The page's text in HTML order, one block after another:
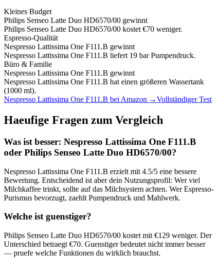
Kleines Budget
Philips Senseo Latte Duo HD6570/00 gewinnt
Philips Senseo Latte Duo HD6570/00 kostet €70 weniger.
Espresso-Qualität
Nespresso Lattissima One F111.B gewinnt
Nespresso Lattissima One F111.B liefert 19 bar Pumpendruck.
Büro & Familie
Nespresso Lattissima One F111.B gewinnt
Nespresso Lattissima One F111.B hat einen größeren Wassertank
(1000 ml).
Nespresso Lattissima One F111.B bei Amazon →Vollständiger Test
Haeufige Fragen zum Vergleich
Was ist besser: Nespresso Lattissima One F111.B
oder Philips Senseo Latte Duo HD6570/00?
Nespresso Lattissima One F111.B erzielt mit 4.5/5 eine bessere
Bewertung. Entscheidend ist aber dein Nutzungsprofil: Wer viel
Milchkaffee trinkt, sollte auf das Milchsystem achten. Wer Espresso-
Purismus bevorzugt, zaehlt Pumpendruck und Mahlwerk.
Welche ist guenstiger?
Philips Senseo Latte Duo HD6570/00 kostet mit €129 weniger. Der
Unterschied betraegt €70. Guenstiger bedeutet nicht immer besser
— pruefe welche Funktionen du wirklich brauchst.